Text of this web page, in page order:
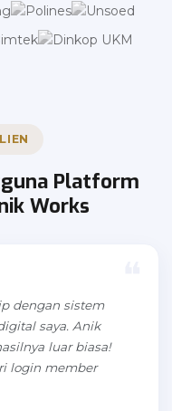
Platform
Works
dengan sistem
saya. Anik
luar biasa!
login member